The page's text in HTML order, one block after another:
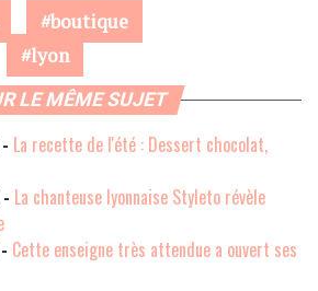
boutique
lyon
LE MÊME SUJET
La recette de l'été : Dessert chocolat,
La chanteuse lyonnaise Styleto révèle
Cette enseigne très attendue a ouvert ses